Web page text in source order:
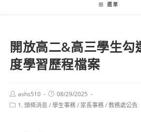
選單
開放高二&高三學生勾
度學習歷程檔案
Post
author:
ashs510
Post
published:
08/29/2025
Post1. 頭條消息 /學生事務/ 家長事務/教務處公告